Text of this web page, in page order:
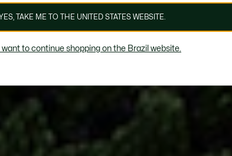
TAKE ME TO THE UNITED STATES WEBSITE.
want to continue shopping on the Brazil website.